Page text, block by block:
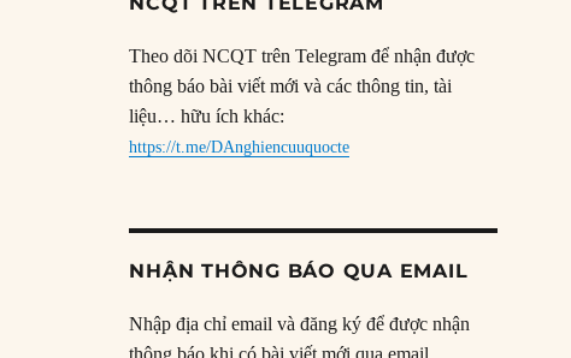
Theo dõi NCQT trên Telegram để nhận được
thông báo bài viết mới và các thông tin, tài
liệu… hữu ích khác:
https://t.me/DAnghiencuuquocte
NHẬN THÔNG BÁO QUA EMAIL
Nhập địa chỉ email và đăng ký để được nhận